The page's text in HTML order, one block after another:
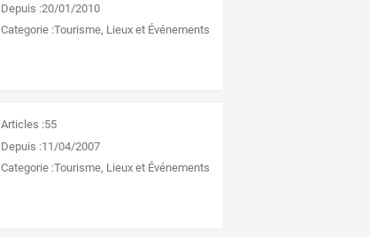
Depuis :20/01/2010
Categorie :Tourisme, Lieux et Événements
Articles :55
Depuis :11/04/2007
Categorie :Tourisme, Lieux et Événements